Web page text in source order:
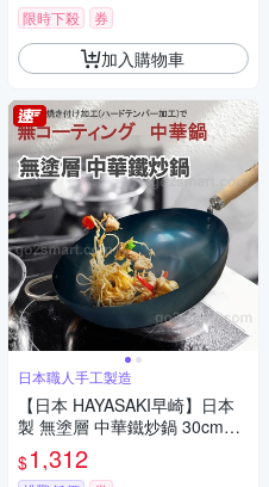
限時下殺 券
加入購物車
日本職人手工製造
【日本 HAYASAKI早崎】日本
製 無塗層 中華鐵炒鍋 30cm
(深炒鍋/不沾鐵炒鍋/中華炒鍋/
日本鐵鍋)
$1,312